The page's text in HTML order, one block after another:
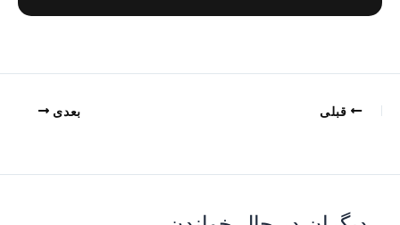
قبلی بعدی